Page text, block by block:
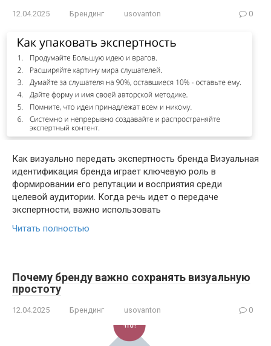
12.04.2025 Брендинг usovanton 0
Как визуально передать экспертность бренда Визуальная
идентификация бренда играет ключевую роль в
формировании его репутации и восприятия среди
целевой аудитории. Когда речь идет о передаче
экспертности, важно использовать
Читать полностью
Почему бренду важно сохранять визуальную
простоту
12.04.2025 Брендинг usovanton 0